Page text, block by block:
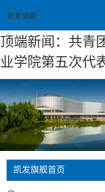
顶端新闻：共青
业学院第五次代
凯发旗舰
凯发旗舰首页